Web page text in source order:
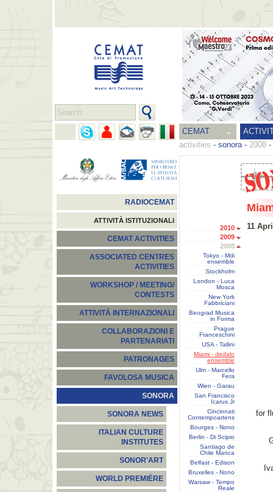
CEMAT
activities - sonora- 2008 -
RADIOCEMAT
ATTIVITÀ ISTITUZIONALI
CEMAT ACTIVITIES
ASSOCIATED CENTRES
ACTIVITIES
WORKSHOP / MEETING/
CONTESTS
ATTIVITÀ INTERNAZIONALI
COLLABORAZIONI E
PARTENARIATI
PATRONAGES
FAVOLOSA MUSICA
SONORA
SONORA NEWS
ITALIAN CULTURE
INSTITUTES
SONOR'ART
WORLD PREMIÈRE
2010
2009
2008
Tokyo - Mdi
ensemble
Stockholm
London - Luca
Mosca
New York
Fabbriciani
Beograd Musica
in Forma
Prague
Franceschini
USA - Tallini
Miami - dedalo
ensemble
Ulm - Marcello
Fera
Wien - Garau
San Francisco
Icarus Jr
Cincinnati
Contempoartens
Bourges - Nono
Berlin - Di Scipio
Santiago de
Chile Manca
Belfast - Edison
Bruxelles - Nono
Warsaw - Tempo
Reale
11
for